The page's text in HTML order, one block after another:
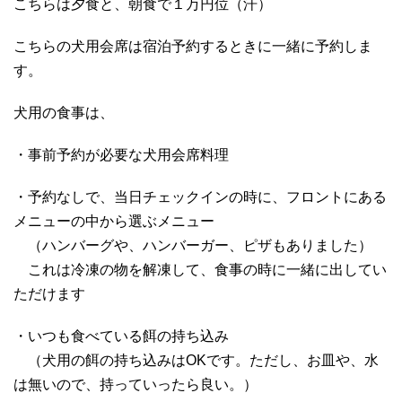
こちらは夕食と、朝食で１万円位（汗）
こちらの犬用会席は宿泊予約するときに一緒に予約しま
す。
犬用の食事は、
・事前予約が必要な犬用会席料理
・予約なしで、当日チェックインの時に、フロントにある
メニューの中から選ぶメニュー
（ハンバーグや、ハンバーガー、ピザもありました）
これは冷凍の物を解凍して、食事の時に一緒に出してい
ただけます
・いつも食べている餌の持ち込み
（犬用の餌の持ち込みはOKです。ただし、お皿や、水
は無いので、持っていったら良い。）